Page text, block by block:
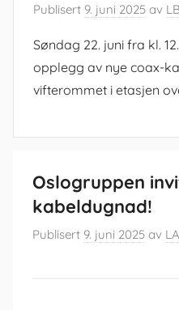
Publisert 9. juni 2025 av
Søndag 22. juni fra kl.
opplegg av nye coax-
vifterommet i etasjen
Oslogruppen
kabeldugnad!
Publisert 9. juni 2025 av